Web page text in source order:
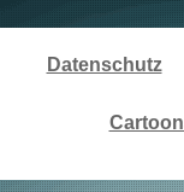
Datenschutz